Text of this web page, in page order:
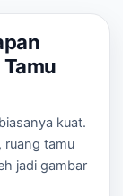
kuat.
ruang tamu
jadi gambar